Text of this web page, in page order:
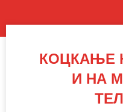
КОЦКАЊЕ
И НА